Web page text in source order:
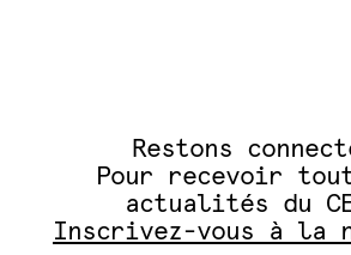
Restons
Pour recevoir
actualités du
Inscrivez-vous à la